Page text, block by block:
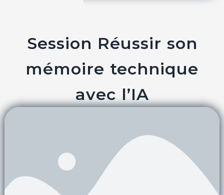
Session Réussir son
mémoire technique
avec l’IA